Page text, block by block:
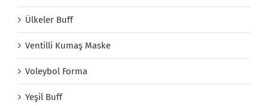
Ülkeler Buff
Ventilli Kumaş Maske
Voleybol Forma
Yeşil Buff